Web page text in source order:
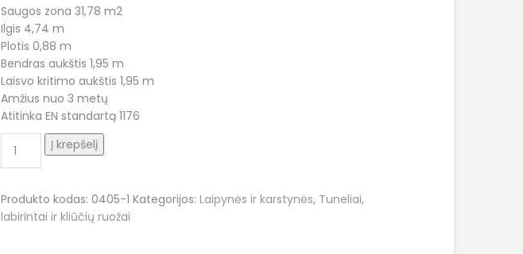
Saugos zona 31,78 m2
Ilgis 4,74 m
Plotis 0,88 m
Bendras aukštis 1,95 m
Laisvo kritimo aukštis 1,95 m
Amžius nuo 3 metų
Atitinka EN standartą 1176
kiekis:
tiltelis
su
Į krepšelį
Produkto kodas: 0405-1 Kategorijos: Laipynės ir karstynės, Tuneliai,
labirintai ir kliūčių ruožai